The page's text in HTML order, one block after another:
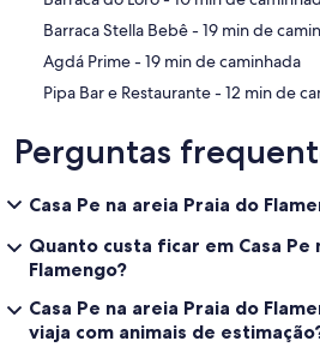
‪Barraca Stella Bebê - ‬19 min
‪Agdá Prime - ‬19 min de caminhada
‪Pipa Bar e Restaurante -
Perguntas
Casa Pe na areia Praia do
Quanto custa ficar em Casa Pe
Flamengo?
Casa Pe na areia Praia do
viaja com animais de